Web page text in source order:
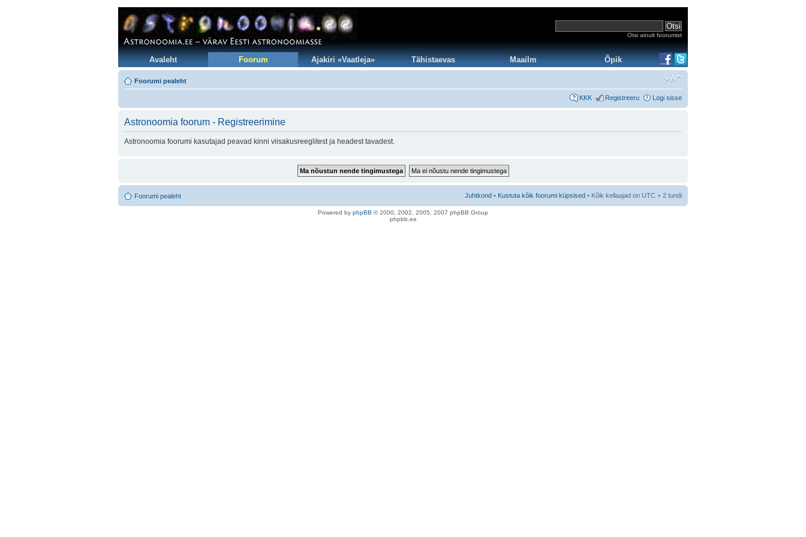
Otsi ainult foorumist
Avaleht Foorum Ajakiri «Vaatleja» Tähistaevas Maailm Õpik
Foorumi pealeht
KKK Registreeru Logi sisse
Astronoomia foorum - Registreerimine
Astronoomia foorumi kasutajad peavad kinni viisakusreeglitest ja headest tavadest.
Foorumi pealeht Juhtkond • Kustuta kõik foorumi küpsised • Kõik kellaajad on UTC + 2 tundi
Powered by phpBB © 2000, 2002, 2005, 2007 phpBB Group
phpbb.ee